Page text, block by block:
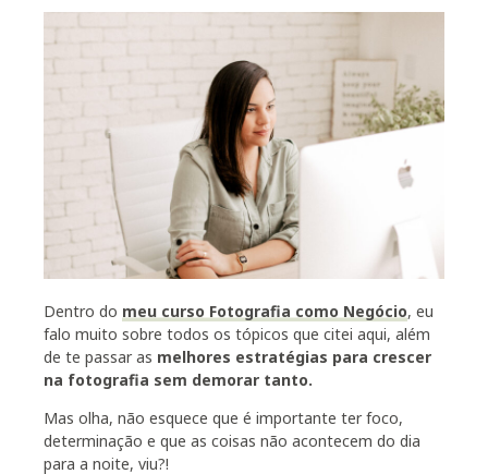
Dentro do meu curso Fotografia como Negócio, eu
falo muito sobre todos os tópicos que citei aqui, além
de te passar as melhores estratégias para crescer
na fotografia sem demorar tanto.
Mas olha, não esquece que é importante ter foco,
determinação e que as coisas não acontecem do dia
para a noite, viu?!